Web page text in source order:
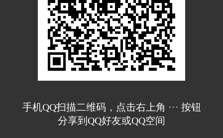
手机QQ扫描二维码，点击右上角 ··· 按钮
分享到QQ好友或QQ空间